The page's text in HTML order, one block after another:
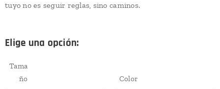
tuyo no es seguir reglas, sino caminos.
Elige una opción:
Tama
ño
Color